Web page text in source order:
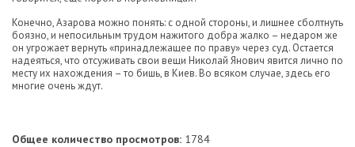
Конечно, Азарова можно понять: с одной стороны, и лишнее сболтнуть
боязно, и непосильным трудом нажитого добра жалко – недаром же
он угрожает вернуть «принадлежащее по праву» через суд. Остается
надеяться, что отсуживать свои вещи Николай Янович явится лично по
месту их нахождения – то бишь, в Киев. Во всяком случае, здесь его
многие очень ждут.
Общее количество просмотров: 1784